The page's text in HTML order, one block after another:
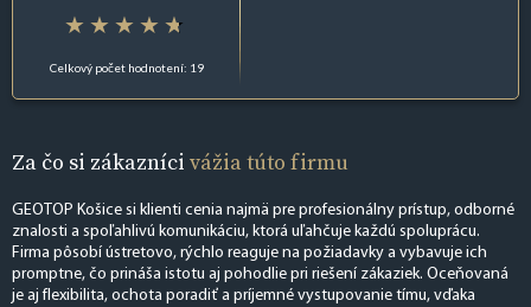
Celkový počet hodnotení: 19
Za čo si zákazníci vážia túto firmu
GEOTOP Košice si klienti cenia najmä pre profesionálny prístup, odborné
znalosti a spoľahlivú komunikáciu, ktorá uľahčuje každú spoluprácu.
Firma pôsobí ústretovo, rýchlo reaguje na požiadavky a vybavuje ich
promptne, čo prináša istotu aj pohodlie pri riešení zákaziek. Oceňovaná
je aj flexibilita, ochota poradiť a príjemné vystupovanie tímu, vďaka